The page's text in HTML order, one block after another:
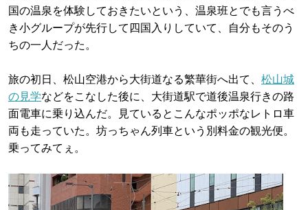
国の温泉を体験しておきたいという、温泉班とでも言うべ
き小グループが先行して四国入りしていて、自分もそのう
ちの一人だった。
旅の初日、松山空港から大街道なる繁華街へ出て、 松山城
の見学などをこなした後に、大街道駅で道後温泉行きの路
面電車に乗り込んだ。見ているとこんなポッポなレトロ車
両も走っていた。坊っちゃん列車という別料金の観光便。
乗ってみてぇ。